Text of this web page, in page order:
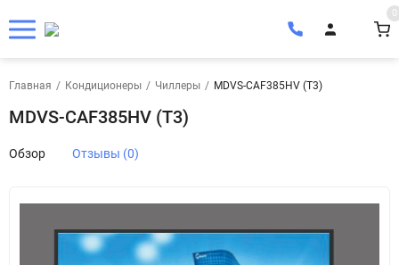
0
Главная / Кондиционеры / Чиллеры / MDVS-CAF385HV (T3)
MDVS-CAF385HV (T3)
Обзор Отзывы (0)